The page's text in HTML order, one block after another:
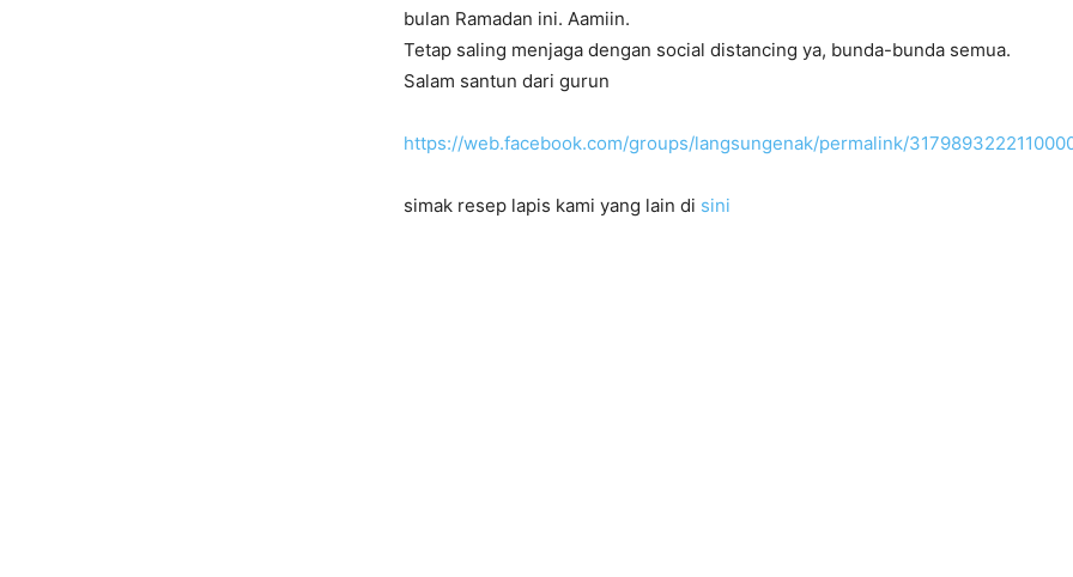
bulan Ramadan ini. Aamiin.
Tetap saling menjaga dengan social distancing ya, bunda-bunda semua.
Salam santun dari gurun
https://web.facebook.com/groups/langsungenak/permalink/
simak resep lapis kami yang lain di sini